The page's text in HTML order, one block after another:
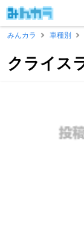
みんカラ
車種別
クライス